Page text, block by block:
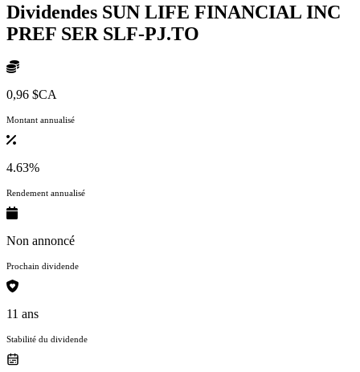
Dividendes SUN LIFE FINANCIAL INC
PREF SER SLF-PJ.TO
0,96 $CA
Montant annualisé
4.63%
Rendement annualisé
Non annoncé
Prochain dividende
11 ans
Stabilité du dividende